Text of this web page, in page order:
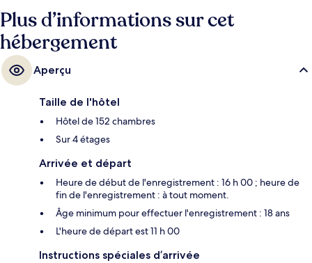
Plus d’informations sur cet
hébergement
Aperçu
Taille de l'hôtel
Hôtel de 152 chambres
Sur 4 étages
Arrivée et départ
Heure de début de l'enregistrement : 16 h 00 ; heure de
fin de l'enregistrement : à tout moment.
Âge minimum pour effectuer l'enregistrement : 18 ans
L'heure de départ est 11 h 00
Instructions spéciales d’arrivée